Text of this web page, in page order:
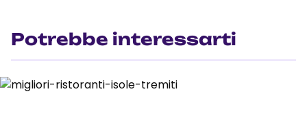
Potrebbe interessarti